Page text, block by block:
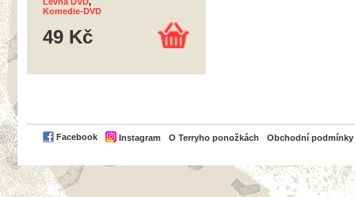
Komedie-DVD
49 Kč
Facebook Instagram O Terryho ponožkách Obchodní podmínky
PayPal